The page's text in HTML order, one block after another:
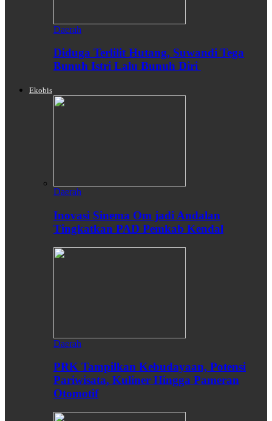
Daerah
Diduga Terlilit Hutang, Suwandi Tega
Bunuh Istri Lalu Bunuh Diri
Ekobis
Daerah
Inovasi Sinema Om jadi Andalan
Tingkatkan PAD Pemkab Kendal
Daerah
PRK Tampilkan Kebudayaan, Potensi
Pariwisata, Kuliner Hingga Pameran
Otomotif